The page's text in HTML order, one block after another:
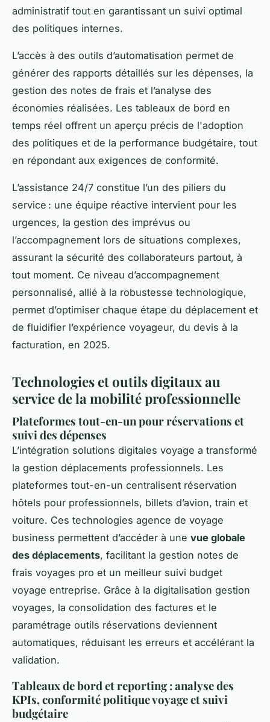
administratif tout en garantissant un suivi optimal
des politiques internes.
L’accès à des outils d’automatisation permet de
générer des rapports détaillés sur les dépenses, la
gestion des notes de frais et l’analyse des
économies réalisées. Les tableaux de bord en
temps réel offrent un aperçu précis de l'adoption
des politiques et de la performance budgétaire, tout
en répondant aux exigences de conformité.
L’assistance 24/7 constitue l’un des piliers du
service : une équipe réactive intervient pour les
urgences, la gestion des imprévus ou
l’accompagnement lors de situations complexes,
assurant la sécurité des collaborateurs partout, à
tout moment. Ce niveau d’accompagnement
personnalisé, allié à la robustesse technologique,
permet d’optimiser chaque étape du déplacement et
de fluidifier l’expérience voyageur, du devis à la
facturation, en 2025.
Technologies et outils digitaux au
service de la mobilité professionnelle
Plateformes tout-en-un pour réservations et
suivi des dépenses
L’intégration solutions digitales voyage a transformé
la gestion déplacements professionnels. Les
plateformes tout-en-un centralisent réservation
hôtels pour professionnels, billets d’avion, train et
voiture. Ces technologies agence de voyage
business permettent d’accéder à une vue globale
des déplacements, facilitant la gestion notes de
frais voyages pro et un meilleur suivi budget
voyage entreprise. Grâce à la digitalisation gestion
voyages, la consolidation des factures et le
paramétrage outils réservations deviennent
automatiques, réduisant les erreurs et accélérant la
validation.
Tableaux de bord et reporting : analyse des
KPIs, conformité politique voyage et suivi
budgétaire